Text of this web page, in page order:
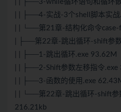
| | ├──3-while循环语句和循环
| | ├──4-实战-3个shell脚本实
| | └──第21章-结构化命令
| ├──第22章-跳出循环-shift参
| | ├──1-跳出循环.exe 93.62M
| | ├──2-Shift参数左移指令.exe
| | ├──3-函数的使用.exe
| | └──第22章-跳出循环-shift
216.21kb